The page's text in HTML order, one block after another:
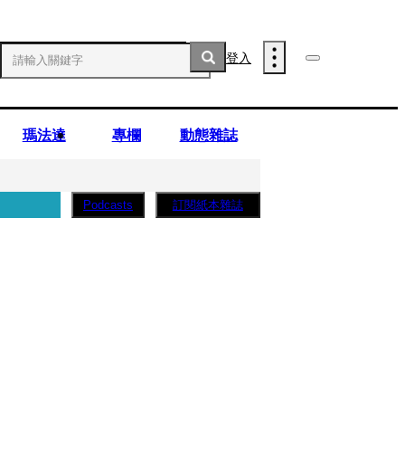
登入
瑪法達 專欄 動態雜誌
Podcasts 訂閱紙本雜誌